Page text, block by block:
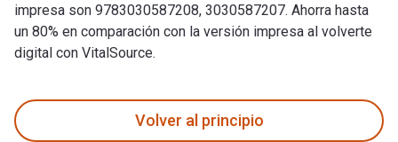
impresa son 9783030587208, 3030587207. Ahorra hasta
un 80% en comparación con la versión impresa al volverte
digital con VitalSource.
Volver al principio